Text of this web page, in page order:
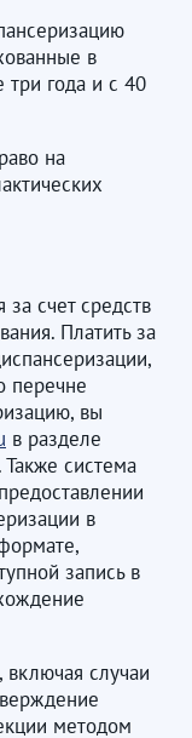
в
года и с 40
на
счет средств
Платить за
перечне
вы
в разделе
система
в
запись в
случаи
методом